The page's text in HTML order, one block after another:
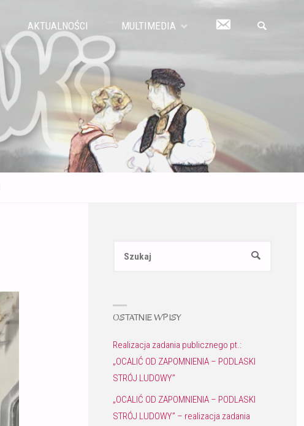
AKTUALNOŚCI MULTIMEDIA KONTAKT
SZUKAJ
OSTATNIE WPISY
Realizacja zadania publicznego pt.:
„OCALIĆ OD ZAPOMNIENIA – PODLASKI
STRÓJ LUDOWY”
„OCALIĆ OD ZAPOMNIENIA – PODLASKI
STRÓJ LUDOWY” – realizacja zadania